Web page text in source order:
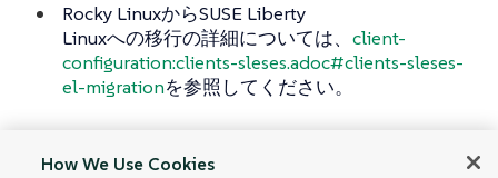
Rocky LinuxからSUSE Liberty
Linuxへの移行の詳細については、 client-
configuration:clients-sleses.adoc#clients-sleses-
el-migrationを参照してください。
How We Use Cookies